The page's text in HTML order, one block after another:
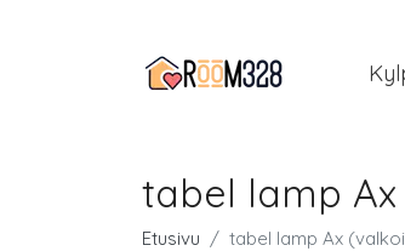
tabel lamp
Etusivu tabel lamp Ax